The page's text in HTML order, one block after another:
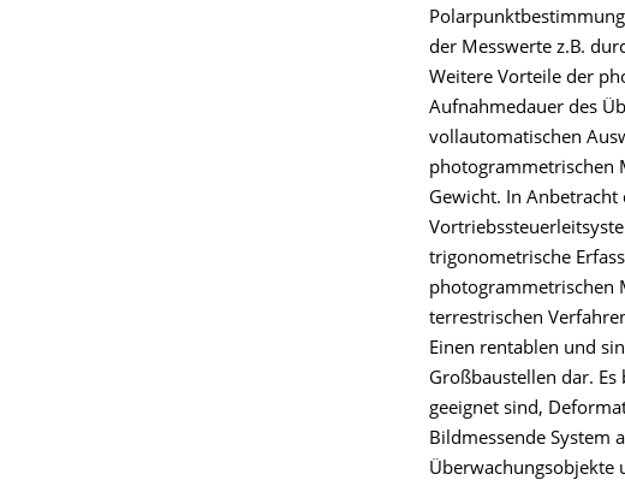
der Messwerte z.B.
Weitere Vorteile der
Aufnahmedauer des
vollautomatischen
photogrammetrischen
Gewicht. In Anbetracht
trigonometrische
photogrammetrischen
terrestrischen
Einen rentablen und
Großbaustellen dar.
geeignet sind,
Bildmessende System
Überwachungsobjekte